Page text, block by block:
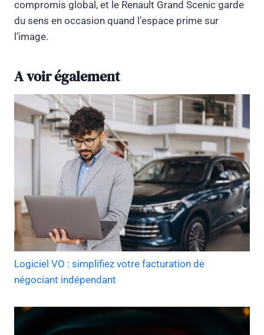
compromis global, et le Renault Grand Scenic garde
du sens en occasion quand l’espace prime sur
l’image.
A voir également
Logiciel VO : simplifiez votre facturation de
négociant indépendant